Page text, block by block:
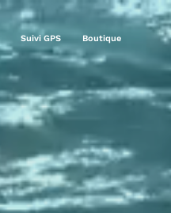
Suivi GPS Boutique